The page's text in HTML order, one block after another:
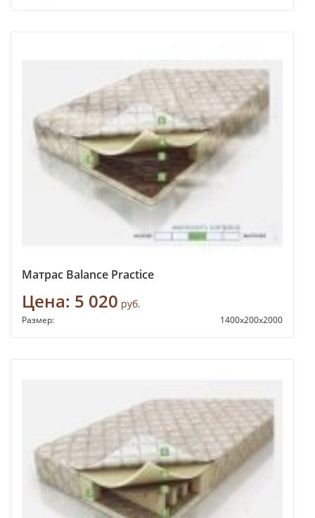
Матрас Balance Practice
Цена: 5 020 руб.
Размер: 1400x200x2000